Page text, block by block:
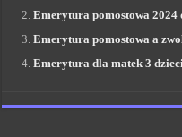
Emerytura pomostowa
Emerytura pomostowa a
Emerytura dla matek 3